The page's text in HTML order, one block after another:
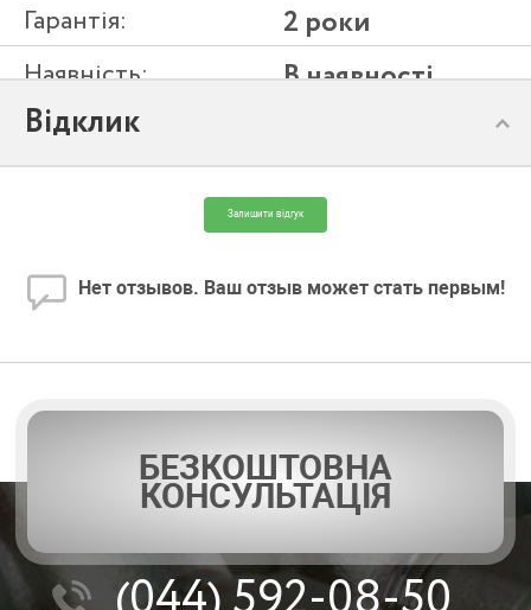
Гарантія: 2 роки
Наявність: В наявності
Модель:
Відклик
Залишити відгук
Нет отзывов. Ваш отзыв может стать первым!
БЕЗКОШТОВНА
КОНСУЛЬТАЦІЯ